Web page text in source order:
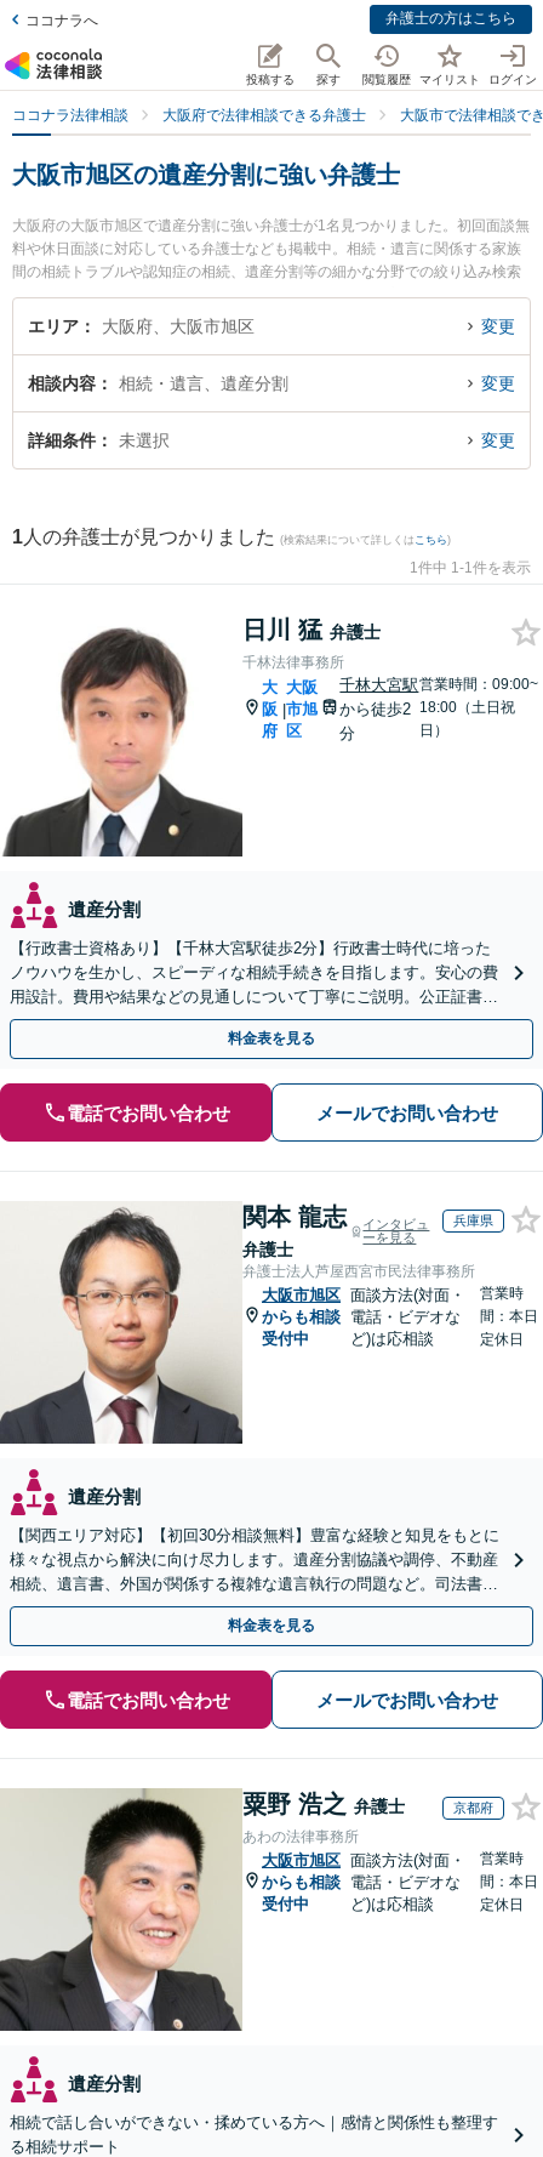
ココナラへ 弁護士の方はこちら
投稿する 探す 閲覧履歴 マイリスト ログイン
ココナラ法律相談 大阪府で法律相談できる弁護士 大阪市で法律相談で
大阪市旭区の遺産分割に強い弁護士
大阪府の大阪市旭区で遺産分割に強い弁護士が1名見つかりました。初回面談無
料や休日面談に対応している弁護士なども掲載中。相続・遺言に関係する家族
間の相続トラブルや認知症の相続、遺産分割等の細かな分野での絞り込み検索
もでき便利です。特に千林法律事務所の日川 猛弁護士のプロフィール情報や弁
護士費用、強みなどが注目されています。『大阪市旭区で土日や夜間に発生し
律相談できる大阪市旭区内の弁護士に相談予約したい』などでお困りの相談者
さんにおすすめです。
エリア 大阪府、大阪市旭区 変更
相談内容 相続・遺言、遺産分割 変更
詳細条件 未選択 変更
1 人の弁護士が見つかりました (検索結果について詳しくは こちら)
1件中 1-1件を表示
日川 猛 弁護士
千林法律事務所
大
阪
府
|
大阪
市旭
区
千林大宮駅
から徒歩2
分
営業時間：09:00~
18:00（土日祝
日）
遺産分割
【行政書士資格あり】【千林大宮駅徒歩2分】行政書士時代に培った
ノウハウを生かし、スピーディな相続手続きを目指します。安心の費
用設計。費用や結果などの見通しについて丁寧にご説明。公正証書遺
言や遺言執行人にも対応。【初回相談無料】【当日相談可】
料金表を見る
電話でお問い合わせ メールでお問い合わせ
関本 龍志
弁護士
インタビュ
ーを見る
兵庫県
弁護士法人芦屋西宮市民法律事務所
大阪市旭区
からも相談
受付中
面談方法(対面・
電話・ビデオな
ど)は応相談
営業時
間：本日
定休日
遺産分割
【関西エリア対応】【初回30分相談無料】豊富な経験と知見をもとに
様々な視点から解決に向け尽力します。遺産分割協議や調停、不動産
相続、遺言書、外国が関係する複雑な遺言執行の問題など。司法書士
や税理士とも連携し、円滑な解決を【オンライン面談可】
料金表を見る
電話でお問い合わせ メールでお問い合わせ
粟野 浩之 弁護士 京都府
あわの法律事務所
大阪市旭区
からも相談
受付中
面談方法(対面・
電話・ビデオな
ど)は応相談
営業時
間：本日
定休日
遺産分割
相続で話し合いができない・揉めている方へ｜感情と関係性も整理す
る相続サポート